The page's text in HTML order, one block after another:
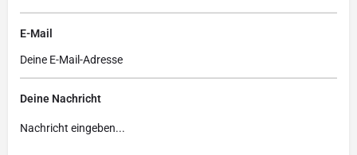
E-Mail
Deine Nachricht